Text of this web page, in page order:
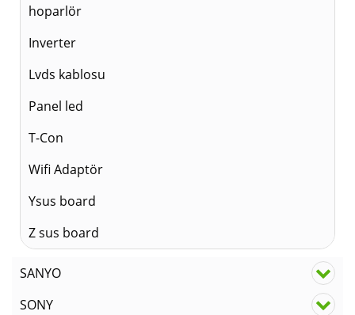
hoparlör
Inverter
Lvds kablosu
Panel led
T-Con
Wifi Adaptör
Ysus board
Z sus board
SANYO
SONY